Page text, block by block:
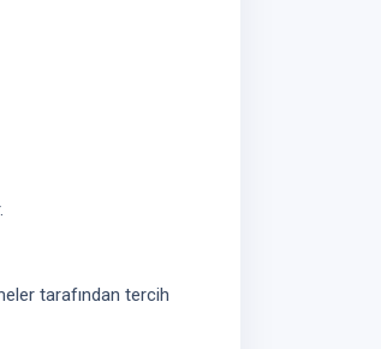
tarafından tercih